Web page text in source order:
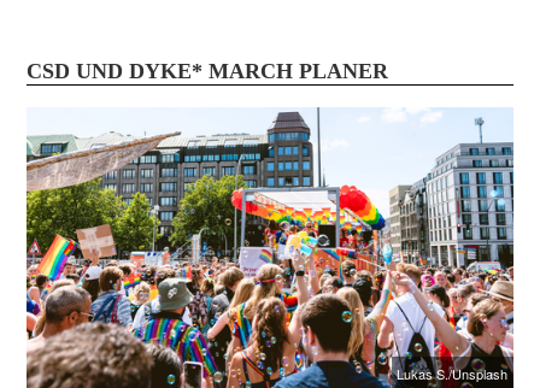
CSD UND DYKE* MARCH PLANER
Lukas S./Unsplash